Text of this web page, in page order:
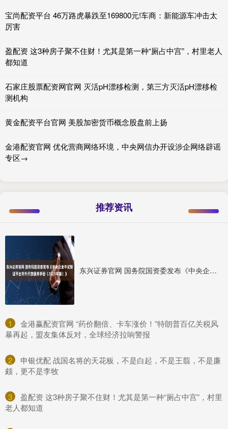
宝尚配资平台 46万路虎暴跌至169800元!车商：新能源车冲击太
厉害
盈配资 这3种房子聚不住财！尤其是第一种“厕占中宫”，村里老人
都知道
石家庄股票配资网官网 灭活pH漂移检测，第三方灭活pH漂移检
测机构
黄金配资平台官网 美股加密货币概念股盘前上扬
金港配资官网 优化营商网络环境，中央网信办开设涉企网络辟谣
专区→
推荐资讯
东兴证券官网 国务院国资委发布《中央企业中试验证平台对外开放服务手册（2025年版）》
1
​金港赢配资官网 “药价翻倍、卡车涨价！”特朗普百亿关税风
暴再起，盟友集体反对，全球经济拉响警报
2
​申银优配 战国名将的天花板，不是白起，不是王翦，不是廉
颇，更不是李牧
3
​盈配资 这3种房子聚不住财！尤其是第一种“厕占中宫”，村里
老人都知道